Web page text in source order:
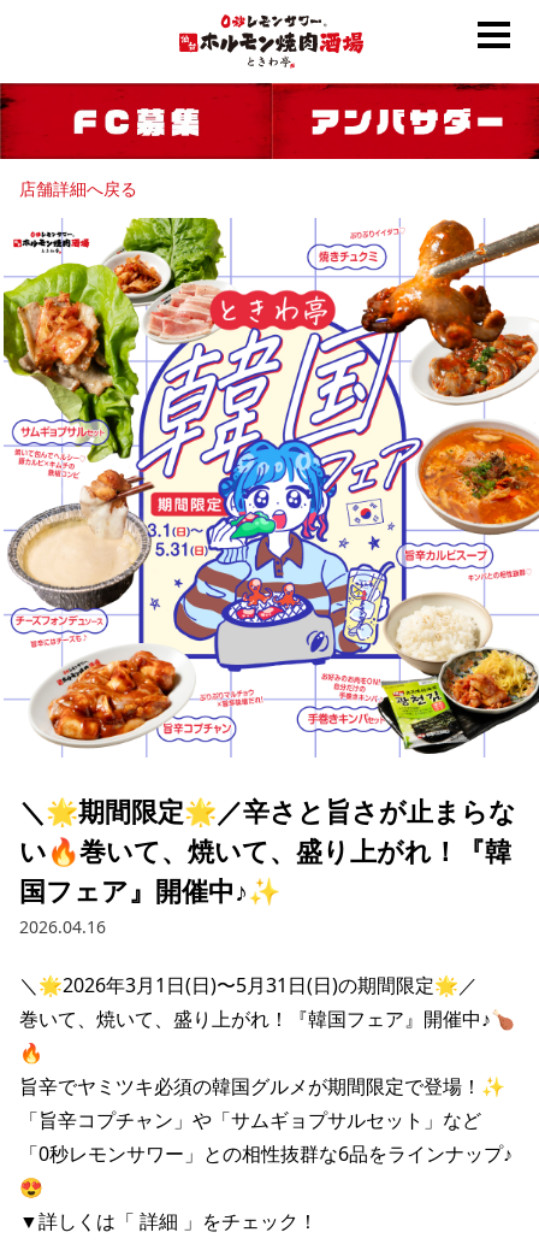
店舗詳細へ戻る
＼🌟期間限定🌟／辛さと旨さが止まらな
い🔥巻いて、焼いて、盛り上がれ！『韓
国フェア』開催中♪✨
2026.04.16
＼🌟2026年3月1日(日)〜5月31日(日)の期間限定🌟／
巻いて、焼いて、盛り上がれ！『韓国フェア』開催中♪🍗
🔥
旨辛でヤミツキ必須の韓国グルメが期間限定で登場！✨
「旨辛コプチャン」や「サムギョプサルセット」など
「0秒レモンサワー」との相性抜群な6品をラインナップ♪
😍
▼詳しくは「 詳細 」をチェック！